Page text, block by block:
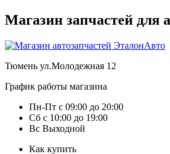
Магазин запчастей для
Тюмень ул.Молодежная 12
График работы магазина
Пн-Пт с 09:00 до 20:00
Сб с 10:00 до 19:00
Вс Выходной
Как купить